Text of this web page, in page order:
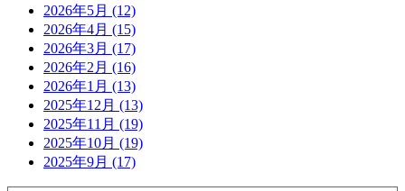
2026年5月 (12)
2026年4月 (15)
2026年3月 (17)
2026年2月 (16)
2026年1月 (13)
2025年12月 (13)
2025年11月 (19)
2025年10月 (19)
2025年9月 (17)